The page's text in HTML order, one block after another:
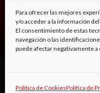
Para ofrecer las mejores
y/o acceder a la información
El consentimiento de estas
navegación o las
puede afectar negativamente
Política de CookiesPolítica de
Síguenos en
CLIC